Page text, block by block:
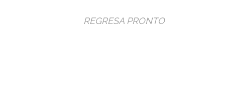
REGRESA PRONTO